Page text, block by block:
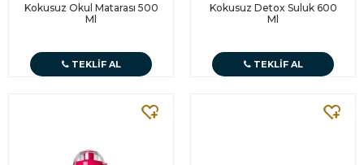
Kokusuz Okul Matarası 500
Ml
TEKLIF AL
Kokusuz Detox Suluk 600
Ml
TEKLIF AL